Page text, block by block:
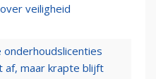
veiligheid
af, maar krapte blijft